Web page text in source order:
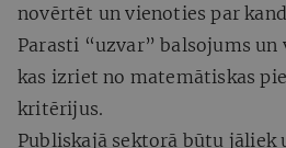
novērtēt un vienoties par
Parasti “uzvar” balsojums
kas izriet no matemātiskas
kritērijus.
Publiskajā sektorā būtu jāliek